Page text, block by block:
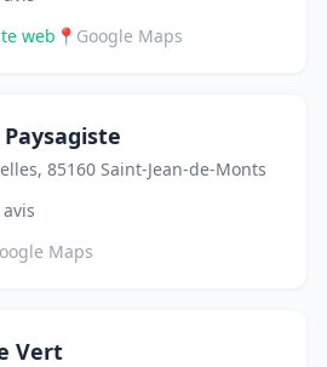
web 📍 Google Maps
85160 Saint-Jean-de-Monts
avis
Maps
Vert